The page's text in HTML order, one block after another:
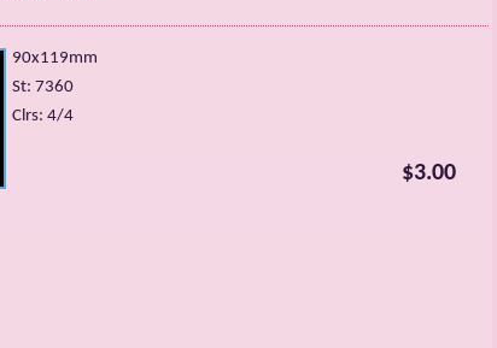
90x119mm
St: 7360
Clrs: 4/4
$3.00